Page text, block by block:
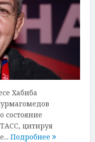
Хабиба
состояние
цитируя
Подробнее